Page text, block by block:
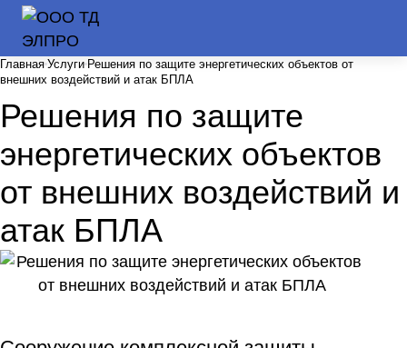
Главная Услуги Решения по защите энергетических объектов от
внешних воздействий и атак БПЛА
Решения по защите
энергетических объектов
от внешних воздействий и
атак БПЛА